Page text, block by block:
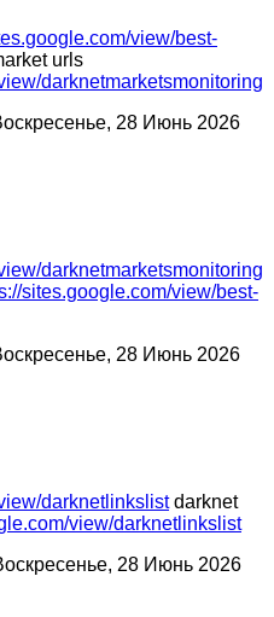
view/best-
urls
darknetmarketsmonitoring
28 Июнь 2026
darknetmarketsmonitoring
sites.google.com/view/best-
28 Июнь 2026
darknetlinkslistdarknet
view/darknetlinkslist
28 Июнь 2026